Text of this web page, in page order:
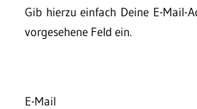
Gib hierzu einfach Deine E-Mail-
vorgesehene Feld ein.
E-Mail